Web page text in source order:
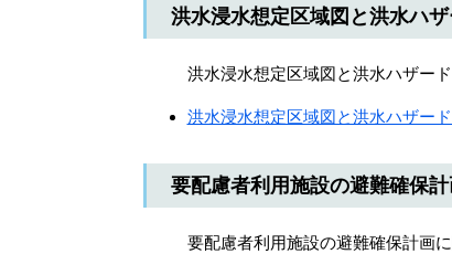
洪水浸水想定区域図と洪水ハ
洪水浸水想定区域図と洪水ハザー
洪水浸水想定区域図と洪水ハザー
要配慮者利用施設の避難確保
要配慮者利用施設の避難確保計画